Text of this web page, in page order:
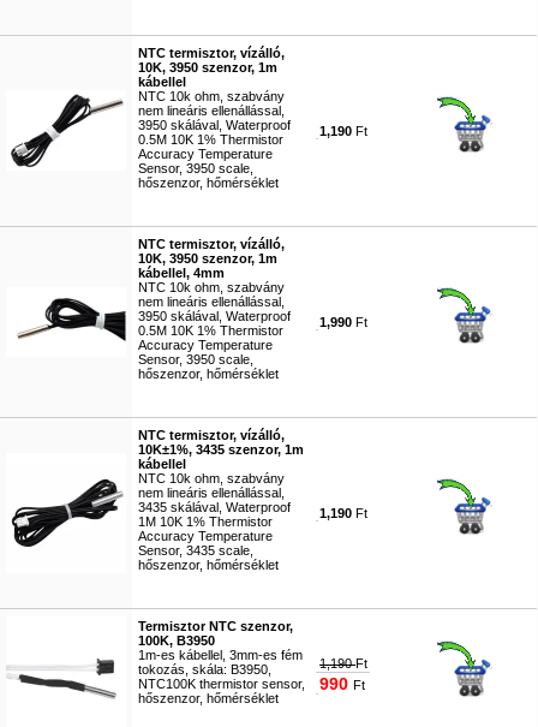
NTC termisztor, vízálló,
10K, 3950 szenzor, 1m
kábellel
NTC 10k ohm, szabvány
nem lineáris ellenállással,
3950 skálával, Waterproof
0.5M 10K 1% Thermistor
Accuracy Temperature
Sensor, 3950 scale,
hőszenzor, hőmérséklet
1,190 Ft
NTC termisztor, vízálló,
10K, 3950 szenzor, 1m
kábellel, 4mm
NTC 10k ohm, szabvány
nem lineáris ellenállással,
3950 skálával, Waterproof
0.5M 10K 1% Thermistor
Accuracy Temperature
Sensor, 3950 scale,
hőszenzor, hőmérséklet
1,990 Ft
NTC termisztor, vízálló,
10K±1%, 3435 szenzor, 1m
kábellel
NTC 10k ohm, szabvány
nem lineáris ellenállással,
3435 skálával, Waterproof
1M 10K 1% Thermistor
Accuracy Temperature
Sensor, 3435 scale,
hőszenzor, hőmérséklet
1,190 Ft
Termisztor NTC szenzor,
100K, B3950
1m-es kábellel, 3mm-es fém
tokozás, skála: B3950,
NTC100K thermistor sensor,
hőszenzor, hőmérséklet
1,190Ft
990 Ft